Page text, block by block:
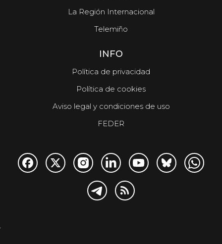
La Región Internacional
Telemiño
INFO
Política de privacidad
Política de cookies
Aviso legal y condiciones de uso
FEDER